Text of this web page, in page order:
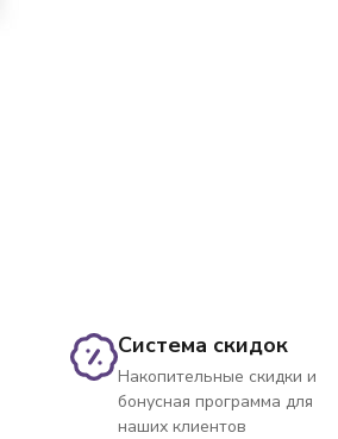
Система скидок
Накопительные скидки и
бонусная программа для
наших клиентов